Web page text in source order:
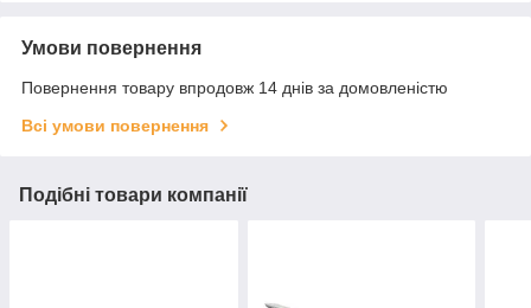
Умови повернення
Повернення товару впродовж 14 днів за домовленістю
Всі умови повернення
Подібні товари компанії